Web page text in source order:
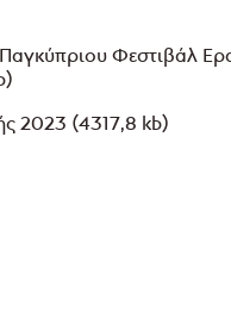
Φεστιβάλ
2023 (4317,8 kb)